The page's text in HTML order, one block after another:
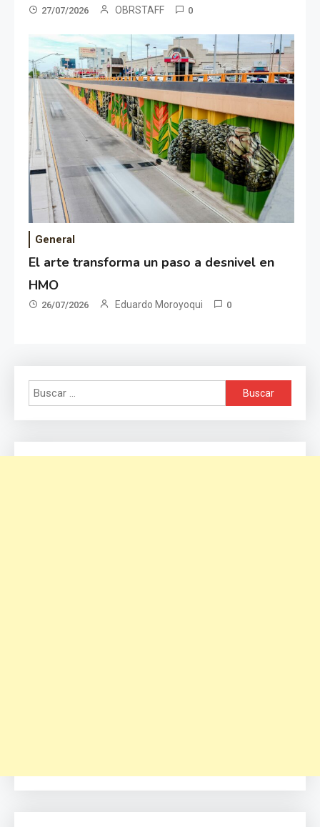
27/07/2026 OBRSTAFF 0
General
El arte transforma un paso a desnivel en
HMO
26/07/2026 Eduardo Moroyoqui 0
Buscar: